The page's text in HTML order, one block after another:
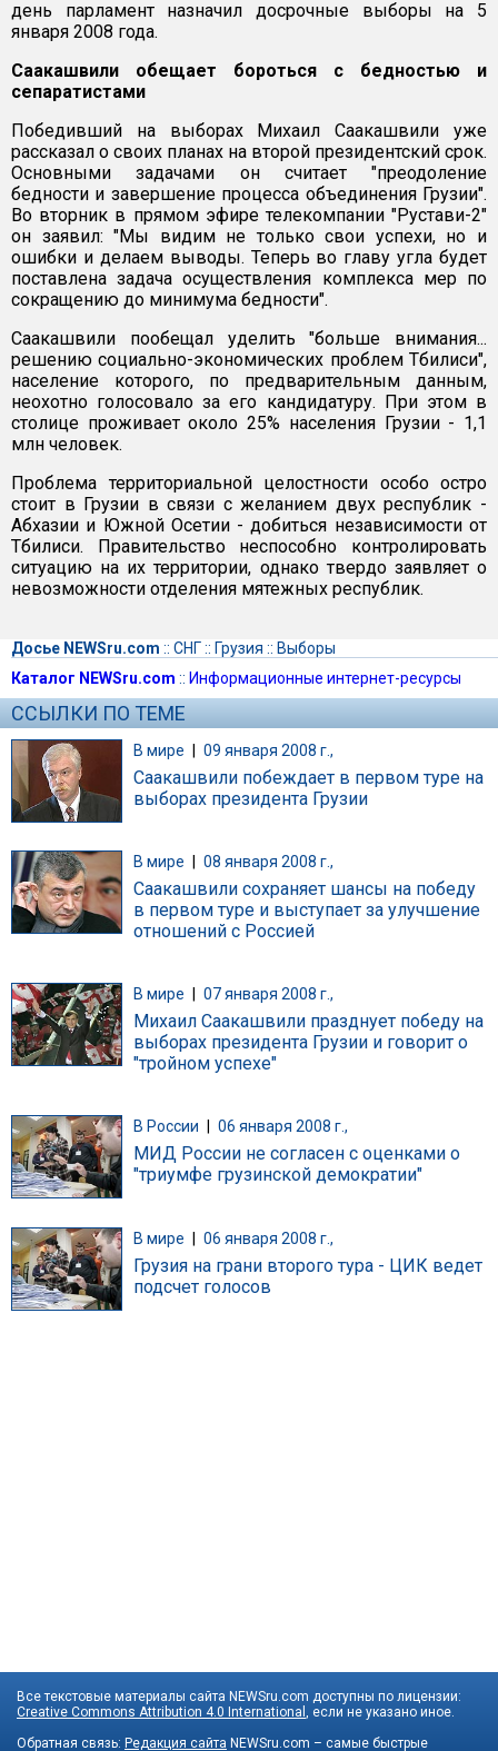
день парламент назначил досрочные выборы на 5
января 2008 года.
Саакашвили обещает бороться с бедностью и
сепаратистами
Победивший на выборах Михаил Саакашвили уже
рассказал о своих планах на второй президентский срок.
Основными задачами он считает "преодоление
бедности и завершение процесса объединения Грузии".
Во вторник в прямом эфире телекомпании "Рустави-2"
он заявил: "Мы видим не только свои успехи, но и
ошибки и делаем выводы. Теперь во главу угла будет
поставлена задача осуществления комплекса мер по
сокращению до минимума бедности".
Саакашвили пообещал уделить "больше внимания...
решению социально-экономических проблем Тбилиси",
население которого, по предварительным данным,
неохотно голосовало за его кандидатуру. При этом в
столице проживает около 25% населения Грузии - 1,1
млн человек.
Проблема территориальной целостности особо остро
стоит в Грузии в связи с желанием двух республик -
Абхазии и Южной Осетии - добиться независимости от
Тбилиси. Правительство неспособно контролировать
ситуацию на их территории, однако твердо заявляет о
невозможности отделения мятежных республик.
Досье NEWSru.com :: СНГ:: Грузия :: Выборы
Каталог NEWSru.com :: Информационные интернет-ресурсы
ССЫЛКИ ПО ТЕМЕ
В мире | 09 января 2008 г.,
Саакашвили побеждает в первом туре на
выборах президента Грузии
В мире 08 января 2008 г.,
Саакашвили сохраняет шансы на победу
в первом туре и выступает за улучшение
отношений с Россией
В мире 07 января 2008 г.,
Михаил Саакашвили празднует победу на
выборах президента Грузии и говорит о
"тройном успехе"
В России 06 января 2008 г.,
МИД России не согласен с оценками о
"триумфе грузинской демократии"
В мире | 06 января 2008 г.,
Грузия на грани второго тура - ЦИК ведет
подсчет голосов
Все текстовые материалы сайта NEWSru.com доступны по лицензии:
Creative Commons Attribution 4.0 International , если не указано иное.
Обратная связь: Редакция сайта NEWSru.com – самые быстрые